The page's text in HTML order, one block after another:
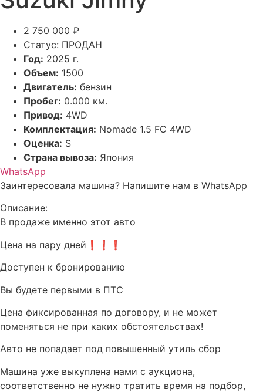
2 750 000 ₽
Статус: ПРОДАН
Год: 2025 г.
Объем: 1500
Двигатель: бензин
Пробег: 0.000 км.
Привод: 4WD
Комплектация: Nomade 1.5 FC 4WD
Оценка: S
Страна вывоза: Япония
WhatsApp
Заинтересовала машина? Напишите нам в WhatsApp
Описание:
В продаже именно этот авто
Цена на пару дней❗️❗️❗️
Доступен к бронированию
Вы будете первыми в ПТС
Цена фиксированная по договору, и не может
поменяться не при каких обстоятельствах!
Авто не попадает под повышенный утиль сбор
Машина уже выкуплена нами с аукциона,
соответственно не нужно тратить время на подбор,